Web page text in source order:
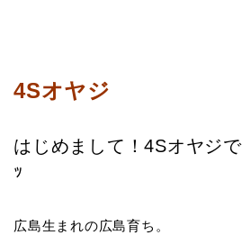
4Sオヤジ
はじめまして！4Sオヤジ
ｯ
広島生まれの広島育ち。